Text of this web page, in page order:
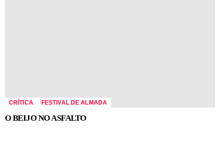
CRÍTICA FESTIVAL DE ALMADA
O BEIJO NO ASFALTO